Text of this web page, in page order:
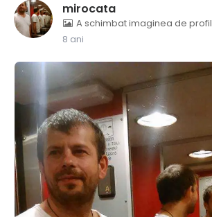
mirocata
A schimbat imaginea de profil
8 ani